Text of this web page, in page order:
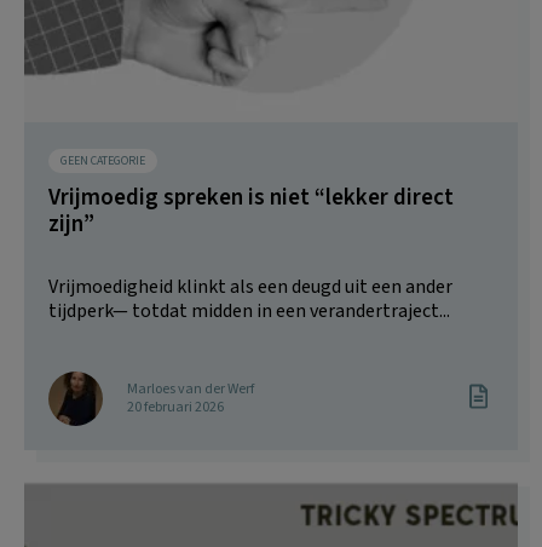
GEEN CATEGORIE
Vrijmoedig spreken is niet “lekker direct
zijn”
Vrijmoedigheid klinkt als een deugd uit een ander
tijdperk— totdat midden in een verandertraject...
Marloes van der Werf
20 februari 2026